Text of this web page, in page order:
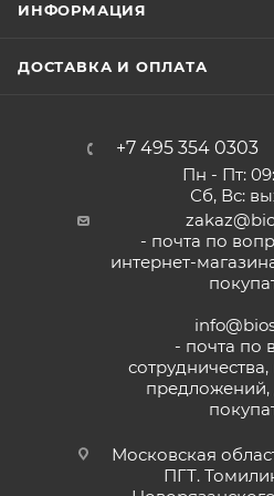
ИНФОРМАЦИЯ
ДОСТАВКА И ОПЛАТА
+7 495 354 0303
Пн - Пт:
Сб, Вс:
- почта по
интернет-
- почта по
предложений,
Московская
ПГТ.